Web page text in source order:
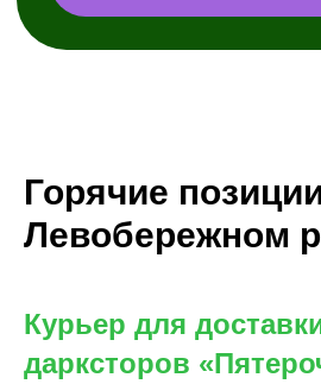
Горячие
Левобережном
Курьер для
дарксторов